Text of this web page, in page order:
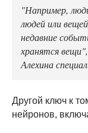
"Например,
людей или
недавние
хранятся
Алехина
Другой ключ к
нейронов,